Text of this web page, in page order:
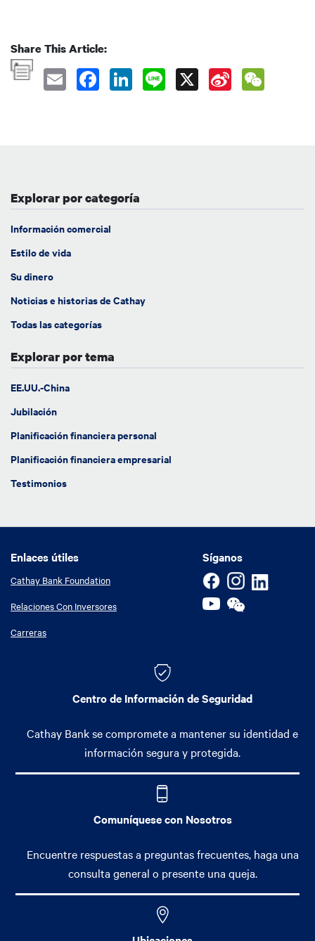
Share This Article:
Explorar por categoría
Información comercial
Estilo de vida
Su dinero
Noticias e historias de Cathay
Todas las categorías
Explorar por tema
EE.UU.-China
Jubilación
Planificación financiera personal
Planificación financiera empresarial
Testimonios
Síganos
Enlaces útiles
Enlaces útiles
Cathay Bank Foundation
Relaciones Con Inversores
Carreras
Centro de Información de Seguridad
Cathay Bank se compromete a mantener su identidad e
información segura y protegida.
Comuníquese con Nosotros
Encuentre respuestas a preguntas frecuentes, haga una
consulta general o presente una queja.